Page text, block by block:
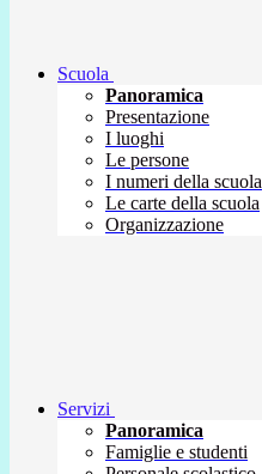
Scuola
Panoramica
Presentazione
I luoghi
Le persone
I numeri della scuola
Le carte della scuola
Organizzazione
Servizi
Panoramica
Famiglie e studenti